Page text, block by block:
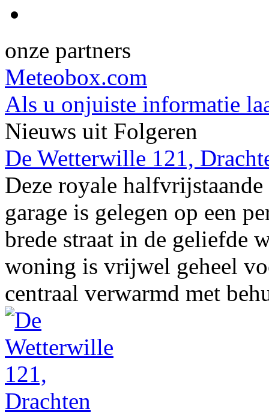
onze partners
Meteobox.com
Als u onjuiste informatie
Nieuws uit Folgeren
De Wetterwille 121,
Deze royale
garage is gelegen op een
brede straat in de geliefde
woning is vrijwel geheel
centraal verwarmd met